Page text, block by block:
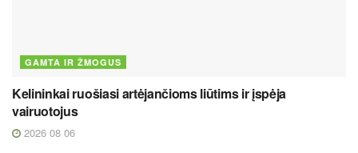
GAMTA IR ŽMOGUS
Kelininkai ruošiasi artėjančioms liūtims ir įspėja
vairuotojus
2026 08 06